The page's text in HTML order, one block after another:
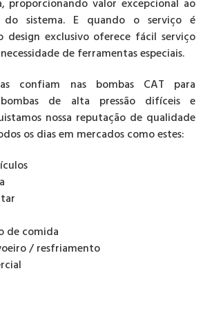
proporcionando valor excepcional ao
sistema. E quando o serviço é
design exclusivo oferece fácil serviço
de ferramentas especiais.
confiam nas bombas CAT para
de alta pressão difíceis e
nossa reputação de qualidade
os dias em mercados como estes:
de comida
/ resfriamento